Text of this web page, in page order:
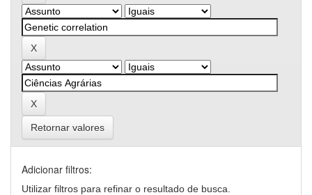
Retornar valores
Adicionar filtros:
Utilizar filtros para refinar o resultado de busca.